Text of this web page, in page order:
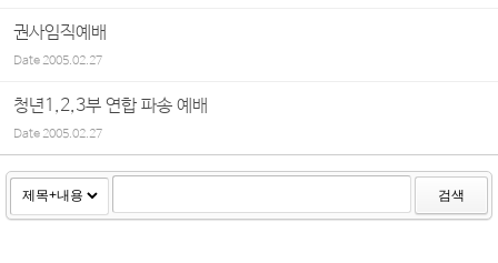
권사임직예배
Date2005.02.27
청년1,2,3부 연합 파송 예배
Date2005.02.27
검색